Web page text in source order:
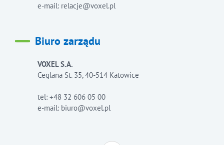
e-mail: relacje@voxel.pl
Biuro zarządu
VOXEL S.A.
Ceglana St. 35, 40-514 Katowice
tel: +48 32 606 05 00
e-mail: biuro@voxel.pl